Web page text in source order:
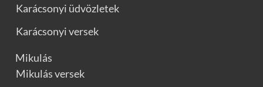
Karácsonyi üdvözletek
Karácsonyi versek
Mikulás
Mikulás versek